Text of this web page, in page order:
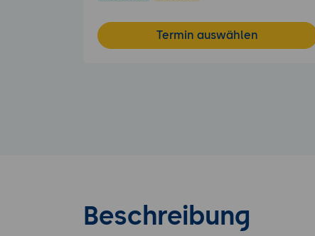
Termin auswählen
Beschreibung